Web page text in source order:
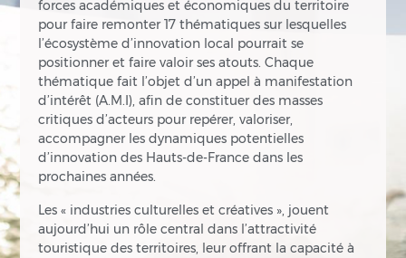
forces académiques et économiques du territoire
pour faire remonter 17 thématiques sur lesquelles
l’écosystème d’innovation local pourrait se
positionner et faire valoir ses atouts. Chaque
thématique fait l’objet d’un appel à manifestation
d’intérêt (A.M.I), afin de constituer des masses
critiques d’acteurs pour repérer, valoriser,
accompagner les dynamiques potentielles
d’innovation des Hauts-de-France dans les
prochaines années.
Les « industries culturelles et créatives », jouent
aujourd’hui un rôle central dans l’attractivité
touristique des territoires, leur offrant la capacité à